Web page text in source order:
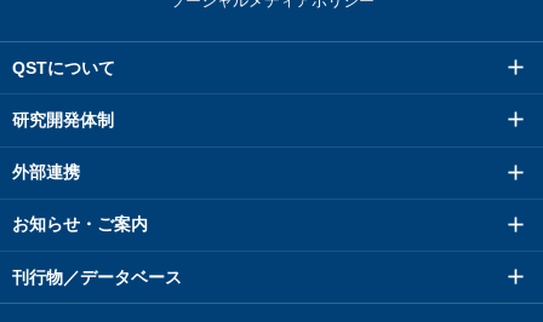
QSTについて
研究開発体制
外部連携
お知らせ・ご案内
刊行物／データベース